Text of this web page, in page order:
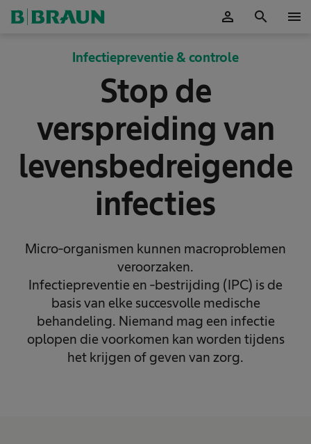
person search menu
Infectiepreventie & controle
Stop de
verspreiding van
levensbedreigende
infecties
Micro-organismen kunnen macroproblemen
veroorzaken.
Infectiepreventie en -bestrijding (IPC) is de
basis van elke succesvolle medische
behandeling. Niemand mag een infectie
oplopen die voorkomen kan worden tijdens
het krijgen of geven van zorg.